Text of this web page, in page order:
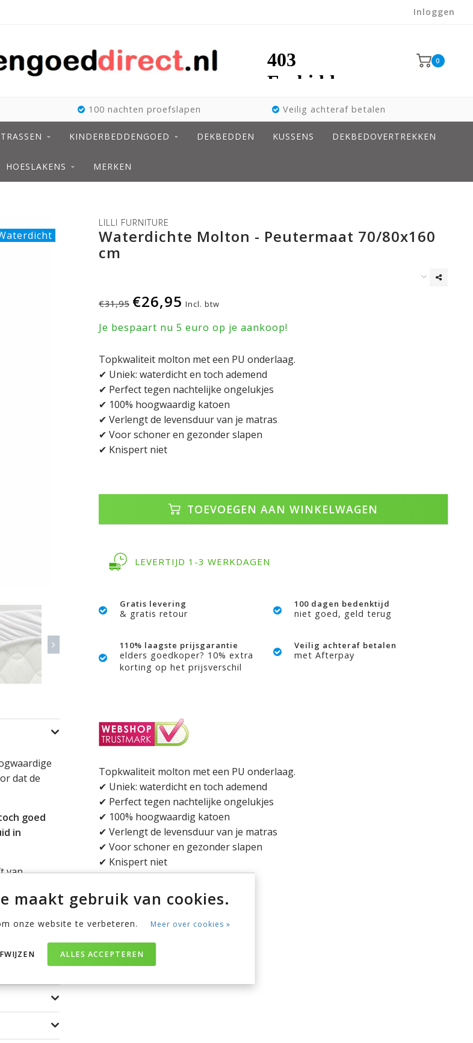
Inloggen
0
100 nachten proefslapen Veilig achteraf betalen
KINDERBEDDENGOED DEKBEDDEN KUSSENS DEKBEDOVERTREKKEN
HOESLAKENS MERKEN
LILLI FURNITURE
Waterdichte Molton - Peutermaat 70/80x160
cm
€31,95 €26,95 Incl. btw
Je bespaart nu 5 euro op je aankoop!
Topkwaliteit molton met een PU onderlaag.
✔ Uniek: waterdicht en toch ademend
✔ Perfect tegen nachtelijke ongelukjes
✔ 100% hoogwaardig katoen
✔ Verlengt de levensduur van je matras
✔ Voor schoner en gezonder slapen
✔ Knispert niet
TOEVOEGEN AAN WINKELWAGEN
LEVERTIJD 1-3 WERKDAGEN
Gratis levering
& gratis retour
100 dagen bedenktijd
niet goed, geld terug
110% laagste prijsgarantie
elders goedkoper? 10% extra
korting op het prijsverschil
Veilig achteraf betalen
met Afterpay
dat de
goed
in
van
netjes
Topkwaliteit molton met een PU onderlaag.
✔ Uniek: waterdicht en toch ademend
✔ Perfect tegen nachtelijke ongelukjes
✔ 100% hoogwaardig katoen
✔ Verlengt de levensduur van je matras
✔ Voor schoner en gezonder slapen
✔ Knispert niet
maakt gebruik van cookies.
onze website te verbeteren. Meer over cookies »
ALLES ACCEPTEREN